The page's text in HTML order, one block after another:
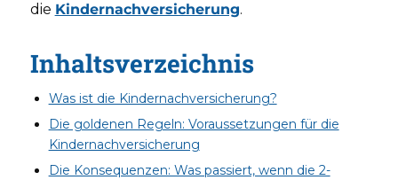
die Kindernachversicherung.
Inhaltsverzeichnis
Was ist die Kindernachversicherung?
Die goldenen Regeln: Voraussetzungen für die
Kindernachversicherung
Die Konsequenzen: Was passiert, wenn die 2-